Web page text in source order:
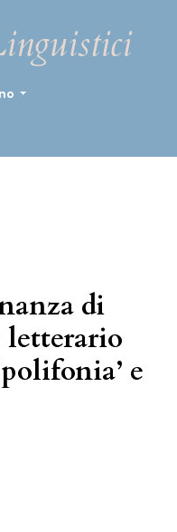
di
letterario
e